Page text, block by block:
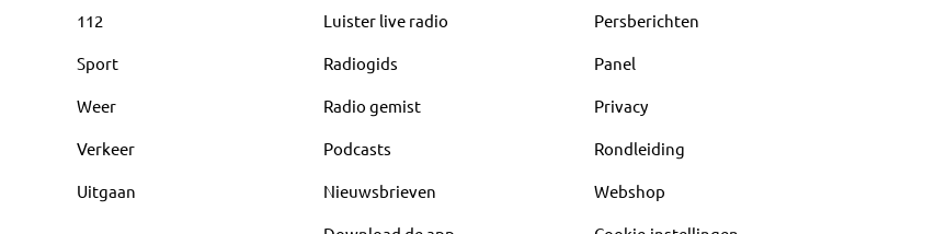
112
Sport
Weer
Verkeer
Uitgaan
Luister live radio
Radiogids
Radio gemist
Podcasts
Nieuwsbrieven
Persberichten
Panel
Privacy
Rondleiding
Webshop